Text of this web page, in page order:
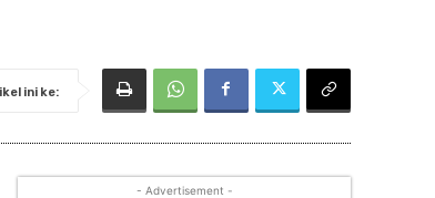
ini ke:
- Advertisement -